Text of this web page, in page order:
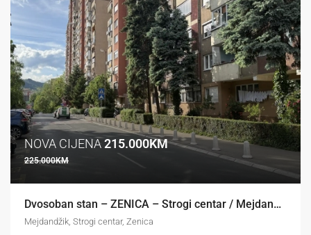
Agencija “Nekretnine FLASH” prodaje
izuzetno atraktivno, infrastrukturno
pripremljeno građevinsko zemljište veće
površine na frekventnoj...
NOVA CIJENA215.000KM
225.000KM
Dvosoban stan – ZENICA – Strogi centar / Mejdandžik
Mejdandžik, Strogi centar, Zenica